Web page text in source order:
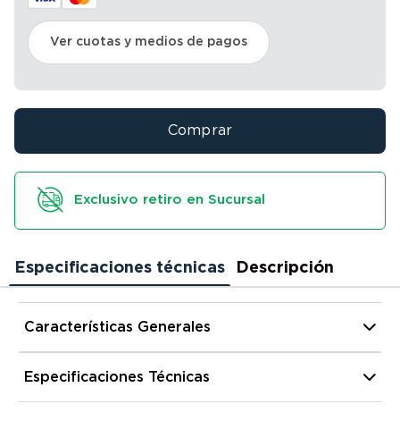
Ver cuotas y medios de pagos
Comprar
Exclusivo retiro en Sucursal
Especificaciones técnicas Descripción
Características Generales
Tipo de Impresora
Especificaciones Técnicas